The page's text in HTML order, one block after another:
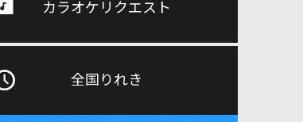
カラオケリクエスト
全国りれき